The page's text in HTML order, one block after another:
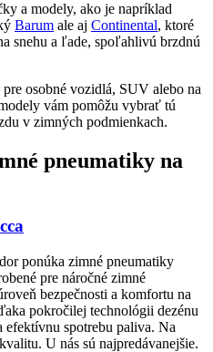
a modely, ako je napríklad
Barum ale aj Continental, ktoré
snehu a ľade, spoľahlivú brzdnú
pre osobné vozidlá, SUV alebo na
vám pomôžu vybrať tú
v zimných podmienkach.
pneumatiky na
ponúka zimné pneumatiky
pre náročné zimné
bezpečnosti a komfortu na
pokročilej technológii dezénu
spotrebu paliva. Na
U nás sú najpredávanejšie.